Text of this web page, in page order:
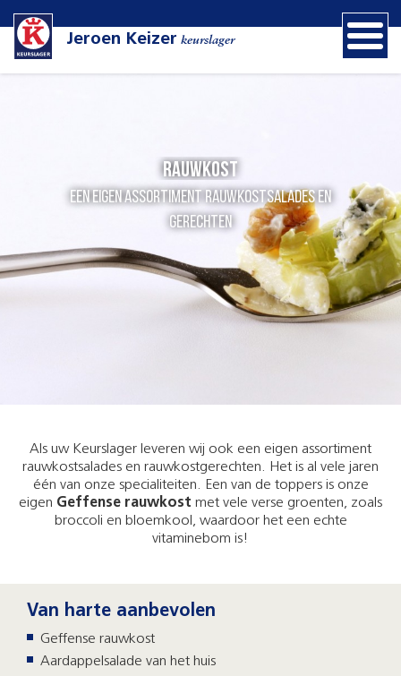
Jeroen Keizer keurslager
Rauwkost
een eigen assortiment rauwkostsalades en
gerechten
Als uw Keurslager leveren wij ook een eigen assortiment
rauwkostsalades en rauwkostgerechten. Het is al vele jaren
één van onze specialiteiten. Een van de toppers is onze
eigen Geffense rauwkost met vele verse groenten, zoals
broccoli en bloemkool, waardoor het een echte
vitaminebom is!
Van harte aanbevolen
Geffense rauwkost
Aardappelsalade van het huis